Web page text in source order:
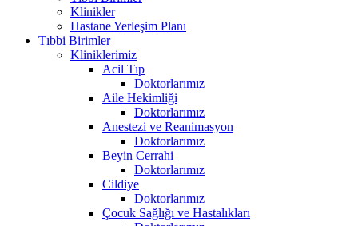
Klinikler
Hastane Yerleşim Planı
Tıbbi Birimler
Kliniklerimiz
Acil Tıp
Doktorlarımız
Aile Hekimliği
Doktorlarımız
Anestezi ve Reanimasyon
Doktorlarımız
Beyin Cerrahi
Doktorlarımız
Cildiye
Doktorlarımız
Çocuk Sağlığı ve Hastalıkları